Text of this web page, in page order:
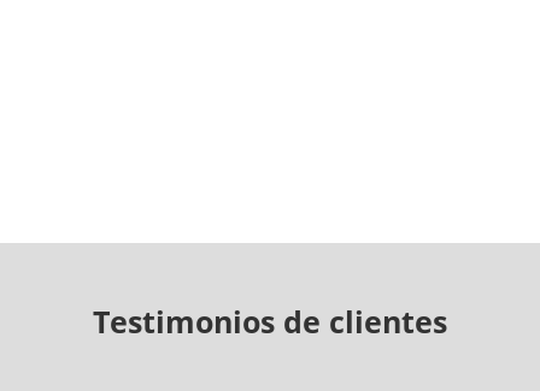
Testimonios de clientes